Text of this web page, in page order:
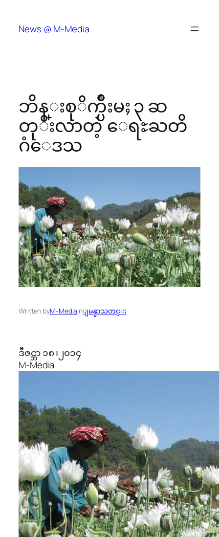
content
News @ M-Media
ဘိန္းစုိက္ပ်ိဳးမႈ ၃ ဆ
တုိးလာတဲ့ ေရႊႀတိ
ဂံေဒသ
Written byM-Mediainျမန္မာသတင္း
ဒီဇင္ဘာ ၁၈ ၊၂၀၁၄
M-Media